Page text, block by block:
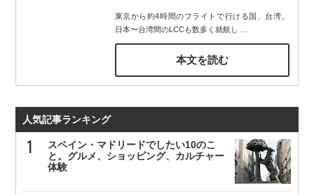
東京から約4時間のフライトで行ける国、台湾。
日本〜台湾間のLCCも数多く就航し
本文を読む
人気記事ランキング
スペイン・マドリードでしたい10のこ
と。グルメ、ショッピング、カルチャー
体験